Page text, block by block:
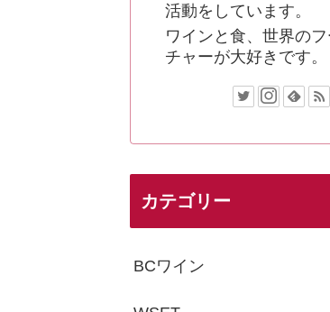
活動をしています。
ワインと食、世界の
チャーが大好きです。
カテゴリー
BCワイン